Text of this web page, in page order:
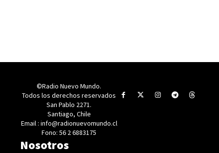
©Radio Nuevo Mundo.
Todos los derechos reservados
San Pablo 2271.
Santiago, Chile
Email : info@radionuevomundo.cl
Fono: 56 2 6883175
Nosotros